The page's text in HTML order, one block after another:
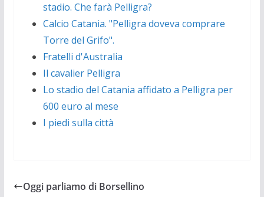
stadio. Che farà Pelligra?
Calcio Catania. "Pelligra doveva comprare
Torre del Grifo".
Fratelli d'Australia
Il cavalier Pelligra
Lo stadio del Catania affidato a Pelligra per
600 euro al mese
I piedi sulla città
Oggi parliamo di Borsellino